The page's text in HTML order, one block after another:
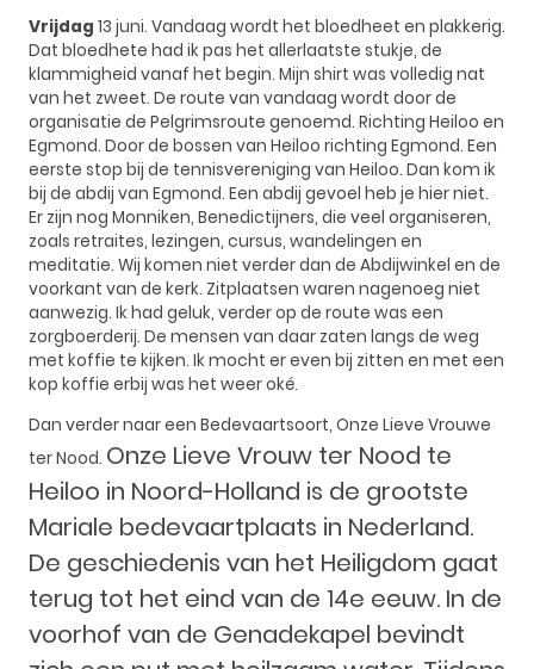
Vrijdag 13 juni. Vandaag wordt het bloedheet en plakkerig.
Dat bloedhete had ik pas het allerlaatste stukje, de
klammigheid vanaf het begin. Mijn shirt was volledig nat
van het zweet. De route van vandaag wordt door de
organisatie de Pelgrimsroute genoemd. Richting Heiloo en
Egmond. Door de bossen van Heiloo richting Egmond. Een
eerste stop bij de tennisvereniging van Heiloo. Dan kom ik
bij de abdij van Egmond. Een abdij gevoel heb je hier niet.
Er zijn nog Monniken, Benedictijners, die veel organiseren,
zoals retraites, lezingen, cursus, wandelingen en
meditatie. Wij komen niet verder dan de Abdijwinkel en de
voorkant van de kerk. Zitplaatsen waren nagenoeg niet
aanwezig. Ik had geluk, verder op de route was een
zorgboerderij. De mensen van daar zaten langs de weg
met koffie te kijken. Ik mocht er even bij zitten en met een
kop koffie erbij was het weer oké.
Dan verder naar een Bedevaartsoort, Onze Lieve Vrouwe
ter Nood. Onze Lieve Vrouw ter Nood te
Heiloo in Noord-Holland is de grootste
Mariale bedevaartplaats in Nederland.
De geschiedenis van het Heiligdom gaat
terug tot het eind van de 14e eeuw. In de
voorhof van de Genadekapel bevindt